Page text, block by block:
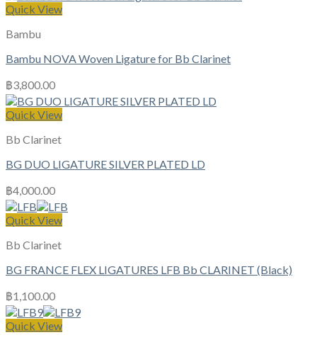
Quick View
Bambu
Bambu NOVA Woven Ligature for Bb Clarinet
฿3,800.00
Quick View
Bb Clarinet
BG DUO LIGATURE SILVER PLATED LD
฿4,000.00
Quick View
Bb Clarinet
BG FRANCE FLEX LIGATURES LFB Bb CLARINET (Black)
฿1,100.00
Quick View